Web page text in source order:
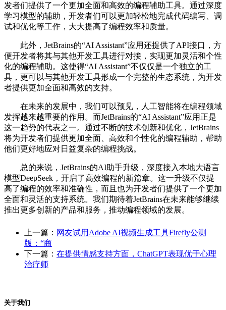
发者们提供了一个更加全面和高效的编程辅助工具。通过深度
学习模型的辅助，开发者们可以更加轻松地完成代码编写、调
试和优化等工作，大大提高了编程效率和质量。
此外，JetBrains的“AI Assistant”应用还提供了API接口，方
便开发者将其与其他开发工具进行对接，实现更加灵活和个性
化的编程辅助。这使得“AI Assistant”不仅仅是一个独立的工
具，更可以与其他开发工具形成一个完整的生态系统，为开发
者提供更加全面和高效的支持。
在未来的发展中，我们可以预见，人工智能将在编程领域
发挥越来越重要的作用。而JetBrains的“AI Assistant”应用正是
这一趋势的代表之一。通过不断的技术创新和优化，JetBrains
将为开发者们提供更加全面、高效和个性化的编程辅助，帮助
他们更好地应对日益复杂的编程挑战。
总的来说，JetBrains的AI助手升级，深度接入本地大语言
模型DeepSeek，开启了高效编程的新篇章。这一升级不仅提
高了编程的效率和准确性，而且也为开发者们提供了一个更加
全面和灵活的支持系统。我们期待着JetBrains在未来能够继续
推出更多创新的产品和服务，推动编程领域的发展。
上一篇： 网友试用Adobe AI视频生成工具Firefly公测
版：“商
下一篇： 在提供情感支持方面，ChatGPT表现优于心理
治疗师
关于我们